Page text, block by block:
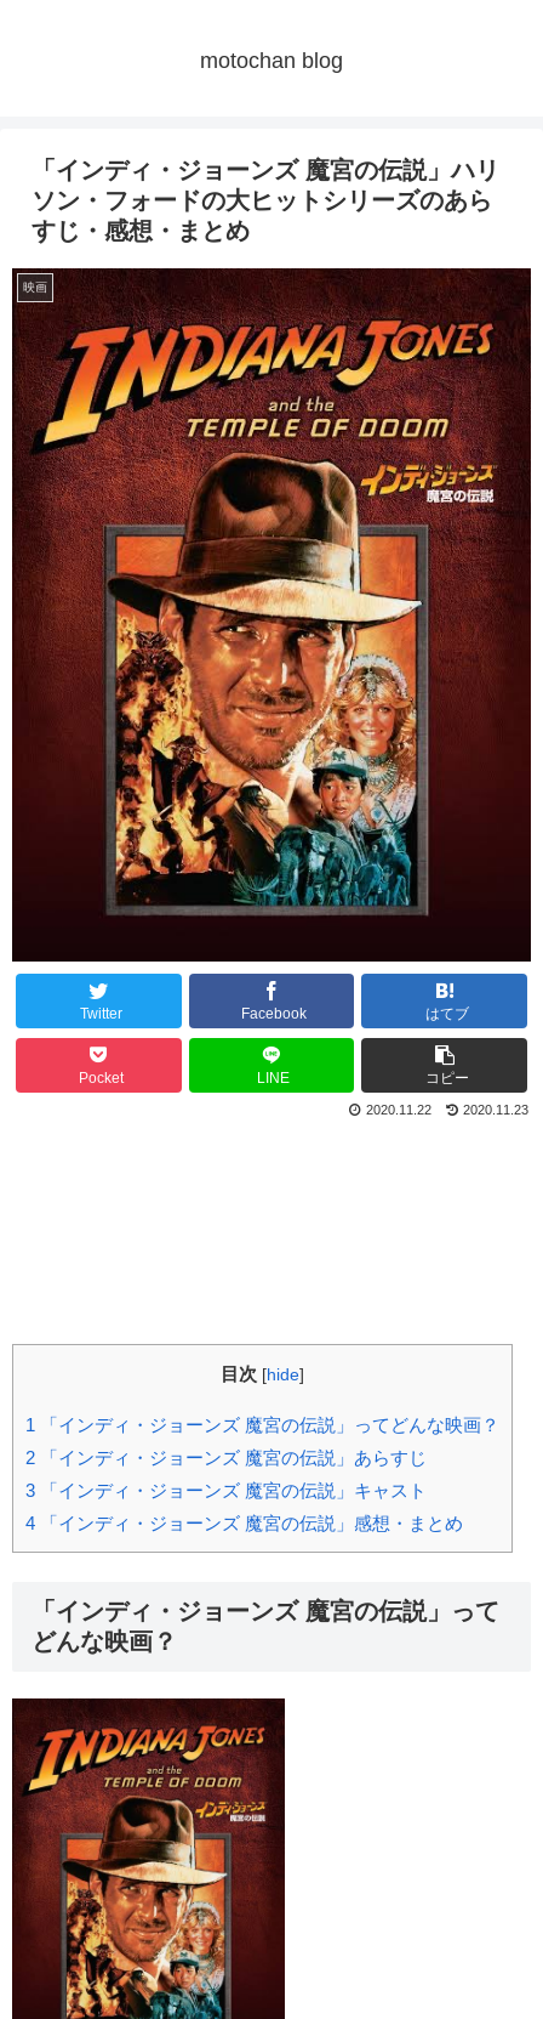
motochan blog
「インディ・ジョーンズ 魔宮の伝説」ハリ
ソン・フォードの大ヒットシリーズのあら
すじ・感想・まとめ
映画
Twitter Facebook はてブ
Pocket LINE コピー
2020.11.23
2020.11.22
目次 [hide]
1 「インディ・ジョーンズ 魔宮の伝説」ってどんな映画？
2 「インディ・ジョーンズ 魔宮の伝説」あらすじ
3 「インディ・ジョーンズ 魔宮の伝説」キャスト
4 「インディ・ジョーンズ 魔宮の伝説」感想・まとめ
「インディ・ジョーンズ 魔宮の伝説」って
どんな映画？